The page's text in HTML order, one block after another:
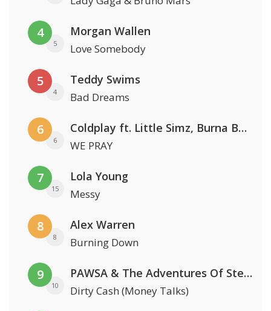
4
5
Morgan Wallen
Love Somebody
5
4
Teddy Swims
Bad Dreams
6
6
Coldplay ft. Little Simz, Burna Boy, Elyanna & Tini
WE PRAY
7
15
Lola Young
Messy
8
8
Alex Warren
Burning Down
9
10
PAWSA & The Adventures Of Stevie V
Dirty Cash (Money Talks)